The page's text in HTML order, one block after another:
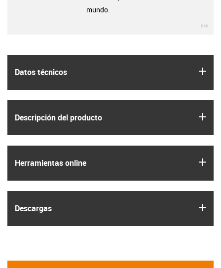
Datos técnicos
Descripción del producto
Herramientas online
Descargas
mundo.